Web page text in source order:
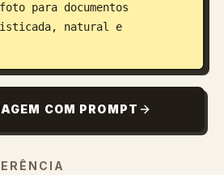
para documentos
natural e
COM PROMPT